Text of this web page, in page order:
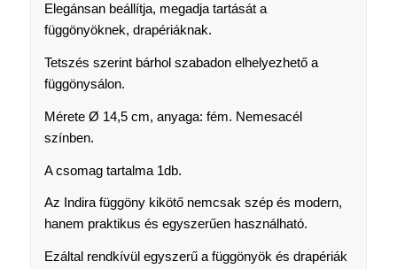
Elegánsan beállítja, megadja tartását a
függönyöknek, drapériáknak.
Tetszés szerint bárhol szabadon elhelyezhető a
függönysálon.
Mérete Ø 14,5 cm, anyaga: fém. Nemesacél
színben.
A csomag tartalma 1db.
Az Indira függöny kikötő nemcsak szép és modern,
hanem praktikus és egyszerűen használható.
Ezáltal rendkívül egyszerű a függönyök és drapériák